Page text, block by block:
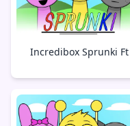
Incredibox Sprunki Ft